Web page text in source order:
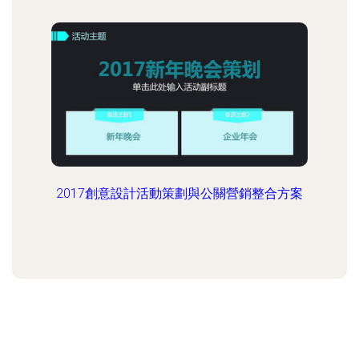
2017創意設計活動策劃與公關營銷整合方案